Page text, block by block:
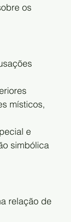
os
místicos,
e
simbólica
relação de